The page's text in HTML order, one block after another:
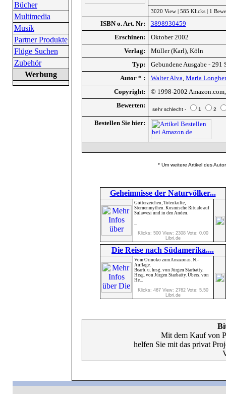
Bücher
Multimedia
Musik
Partner Produkte
Flüge Suchen
Zubehör
Werbung
3020 View | 585 Klicks | 1
ISBN o. Art. Nr:
3898930459
Erschinen:
Oktober 2002
Verlag:
Müller (Karl), Köln
Typ:
Gebundene Ausgabe - 291
Autor * :
Walter Alva, Maria
Copyright:
© 1998-2002
Bewerten:
sehr schlecht - 1 2
Bestellen Sie hier:
* Um weitere Artikel des
Geheimnisse der Naturvölker...
Götterzeichen, Totenkulte,
Sternenmythen. Kosmische Rituale auf
Sulawesi und in den Anden.
...
Klicks: 500 View: 2308 Vote: 0.00
Libri.de
Die Reise nach Südamerika....
Vom Orinoko zum Amazonas. N.-
Auflage.
Bearb. u. hrsg. von Jürgen Starbatty.
Hrsg. von Jürgen Starbatty. Übers. von
He...
Klicks: 467 View: 2762 Vote: 5.50
Libri.de
Mit dem Kauf von
helfen Sie mit das privat